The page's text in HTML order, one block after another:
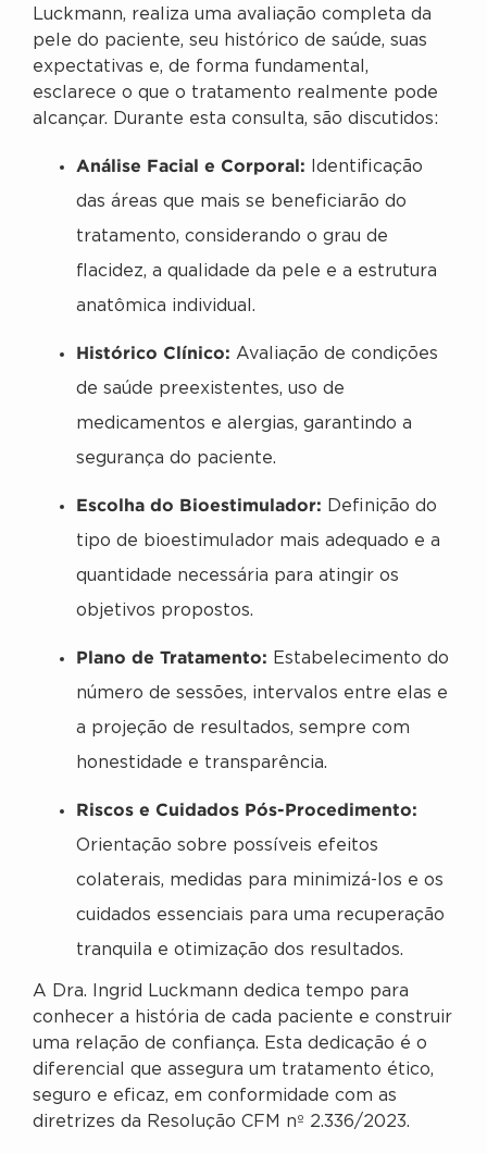
Luckmann, realiza uma avaliação completa da
pele do paciente, seu histórico de saúde, suas
expectativas e, de forma fundamental,
esclarece o que o tratamento realmente pode
alcançar. Durante esta consulta, são discutidos:
Análise Facial e Corporal: Identificação
das áreas que mais se beneficiarão do
tratamento, considerando o grau de
flacidez, a qualidade da pele e a estrutura
anatômica individual.
Histórico Clínico: Avaliação de condições
de saúde preexistentes, uso de
medicamentos e alergias, garantindo a
segurança do paciente.
Escolha do Bioestimulador: Definição do
tipo de bioestimulador mais adequado e a
quantidade necessária para atingir os
objetivos propostos.
Plano de Tratamento: Estabelecimento do
número de sessões, intervalos entre elas e
a projeção de resultados, sempre com
honestidade e transparência.
Riscos e Cuidados Pós-Procedimento:
Orientação sobre possíveis efeitos
colaterais, medidas para minimizá-los e os
cuidados essenciais para uma recuperação
tranquila e otimização dos resultados.
A Dra. Ingrid Luckmann dedica tempo para
conhecer a história de cada paciente e construir
uma relação de confiança. Esta dedicação é o
diferencial que assegura um tratamento ético,
seguro e eficaz, em conformidade com as
diretrizes da Resolução CFM nº 2.336/2023.